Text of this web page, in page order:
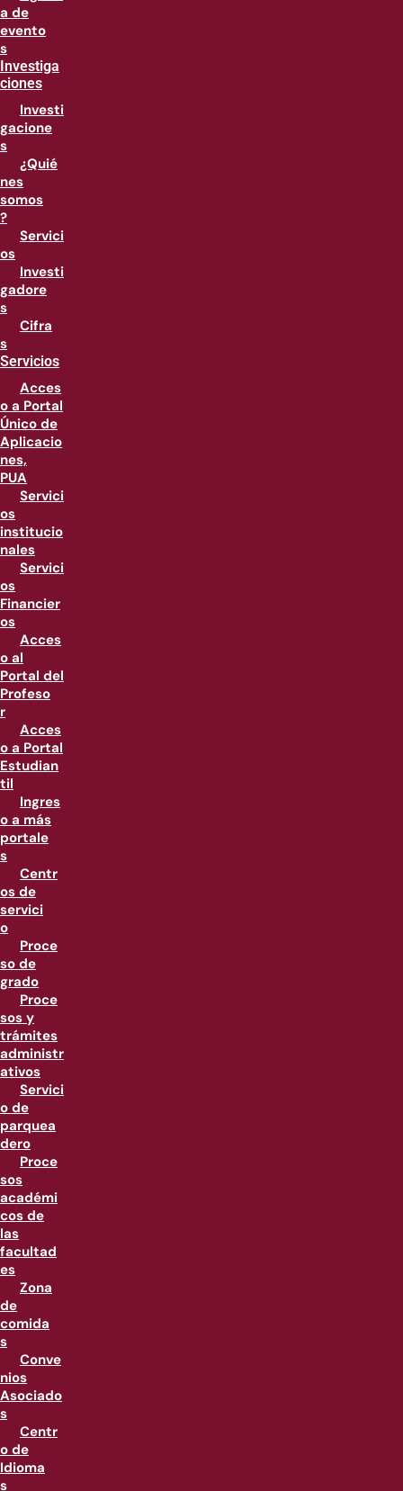
a de
evento
s
Investiga
ciones
Investi
gacione
s
¿Quié
nes
somos
?
Servici
os
Investi
gadore
s
Cifra
s
Servicios
Acces
o a Portal
Único de
Aplicacio
nes,
PUA
Servici
os
institucio
nales
Servici
os
Financier
os
Acces
o al
Portal del
Profeso
r
Acces
o a Portal
Estudian
til
Ingres
o a más
portale
s
Centr
os de
servici
o
Proce
so de
grado
Proce
sos y
trámites
administr
ativos
Servici
o de
parquea
dero
Proce
sos
académi
cos de
las
facultad
es
Zona
de
comida
s
Conve
nios
Asociado
s
Centr
o de
Idioma
s